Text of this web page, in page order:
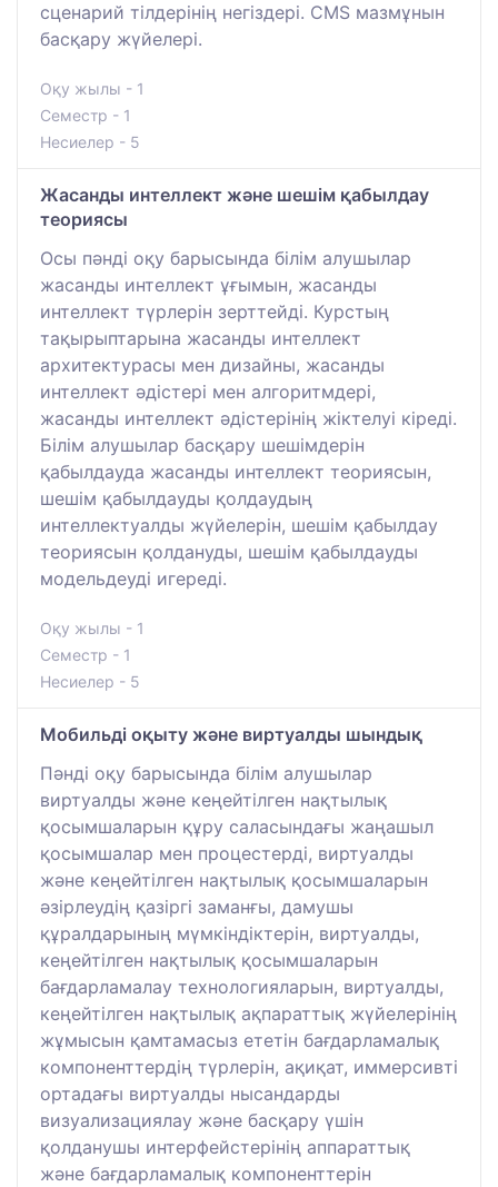
сценарий тілдерінің негіздері. CMS мазмұнын
басқару жүйелері.
Оқу жылы - 1
Семестр - 1
Несиелер - 5
Жасанды интеллект және шешім қабылдау
теориясы
Осы пәнді оқу барысында білім алушылар
жасанды интеллект ұғымын, жасанды
интеллект түрлерін зерттейді. Курстың
тақырыптарына жасанды интеллект
архитектурасы мен дизайны, жасанды
интеллект әдістері мен алгоритмдері,
жасанды интеллект әдістерінің жіктелуі кіреді.
Білім алушылар басқару шешімдерін
қабылдауда жасанды интеллект теориясын,
шешім қабылдауды қолдаудың
интеллектуалды жүйелерін, шешім қабылдау
теориясын қолдануды, шешім қабылдауды
модельдеуді игереді.
Оқу жылы - 1
Семестр - 1
Несиелер - 5
Мобильді оқыту және виртуалды шындық
Пәнді оқу барысында білім алушылар
виртуалды және кеңейтілген нақтылық
қосымшаларын құру саласындағы жаңашыл
қосымшалар мен процестерді, виртуалды
және кеңейтілген нақтылық қосымшаларын
әзірлеудің қазіргі заманғы, дамушы
құралдарының мүмкіндіктерін, виртуалды,
кеңейтілген нақтылық қосымшаларын
бағдарламалау технологияларын, виртуалды,
кеңейтілген нақтылық ақпараттық жүйелерінің
жұмысын қамтамасыз ететін бағдарламалық
компоненттердің түрлерін, ақиқат, иммерсивті
ортадағы виртуалды нысандарды
визуализациялау және басқару үшін
қолданушы интерфейстерінің аппараттық
және бағдарламалық компоненттерін